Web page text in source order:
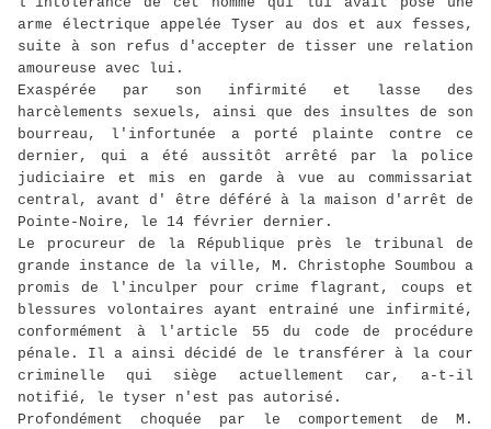
arme électrique appelée Tyser au dos et aux fesses,
suite à son refus d'accepter de tisser une relation
amoureuse avec lui.
Exaspérée par son infirmité et lasse des
harcèlements sexuels, ainsi que des insultes de son
bourreau, l'infortunée a porté plainte contre ce
dernier, qui a été aussitôt arrêté par la police
judiciaire et mis en garde à vue au commissariat
central, avant d' être déféré à la maison d'arrêt de
Pointe-Noire, le 14 février dernier.
Le procureur de la République près le tribunal de
grande instance de la ville, M. Christophe Soumbou a
promis de l'inculper pour crime flagrant, coups et
blessures volontaires ayant entrainé une infirmité,
conformément à l'article 55 du code de procédure
pénale. Il a ainsi décidé de le transférer à la cour
criminelle qui siège actuellement car, a-t-il
notifié, le tyser n'est pas autorisé.
Profondément choquée par le comportement de M.